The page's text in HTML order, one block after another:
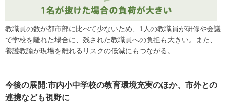
教職員の数が都市部に比べて少ないため、1人の教職員が研修や会議
で学校を離れた場合に、残された教職員への負担も大きい。また、
養護教諭が現場を離れるリスクの低減にもつながる。
今後の展開:市内小中学校の教育環境充実のほか、市外との
連携なども視野に